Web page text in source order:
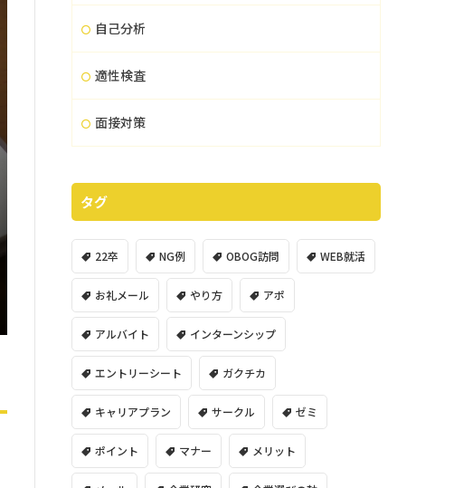
自己分析
適性検査
面接対策
タグ
22卒 NG例 OBOG訪問 WEB就活
お礼メール やり方 アポ
アルバイト インターンシップ
エントリーシート ガクチカ
キャリアプラン サークル ゼミ
ポイント マナー メリット